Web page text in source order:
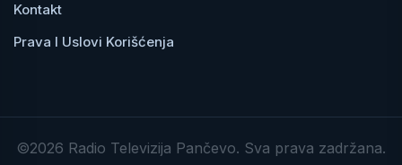
Kontakt
Prava I Uslovi Korišćenja
©2026 Radio Televizija Pančevo. Sva prava zadržana.